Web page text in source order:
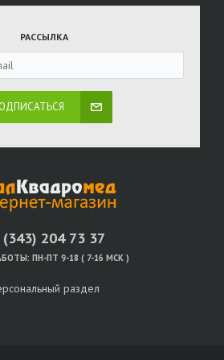
РАССЫЛКА
(343) 204 73 37
ПН-ПТ 9-18 ( 7-16 МСК )
раздел